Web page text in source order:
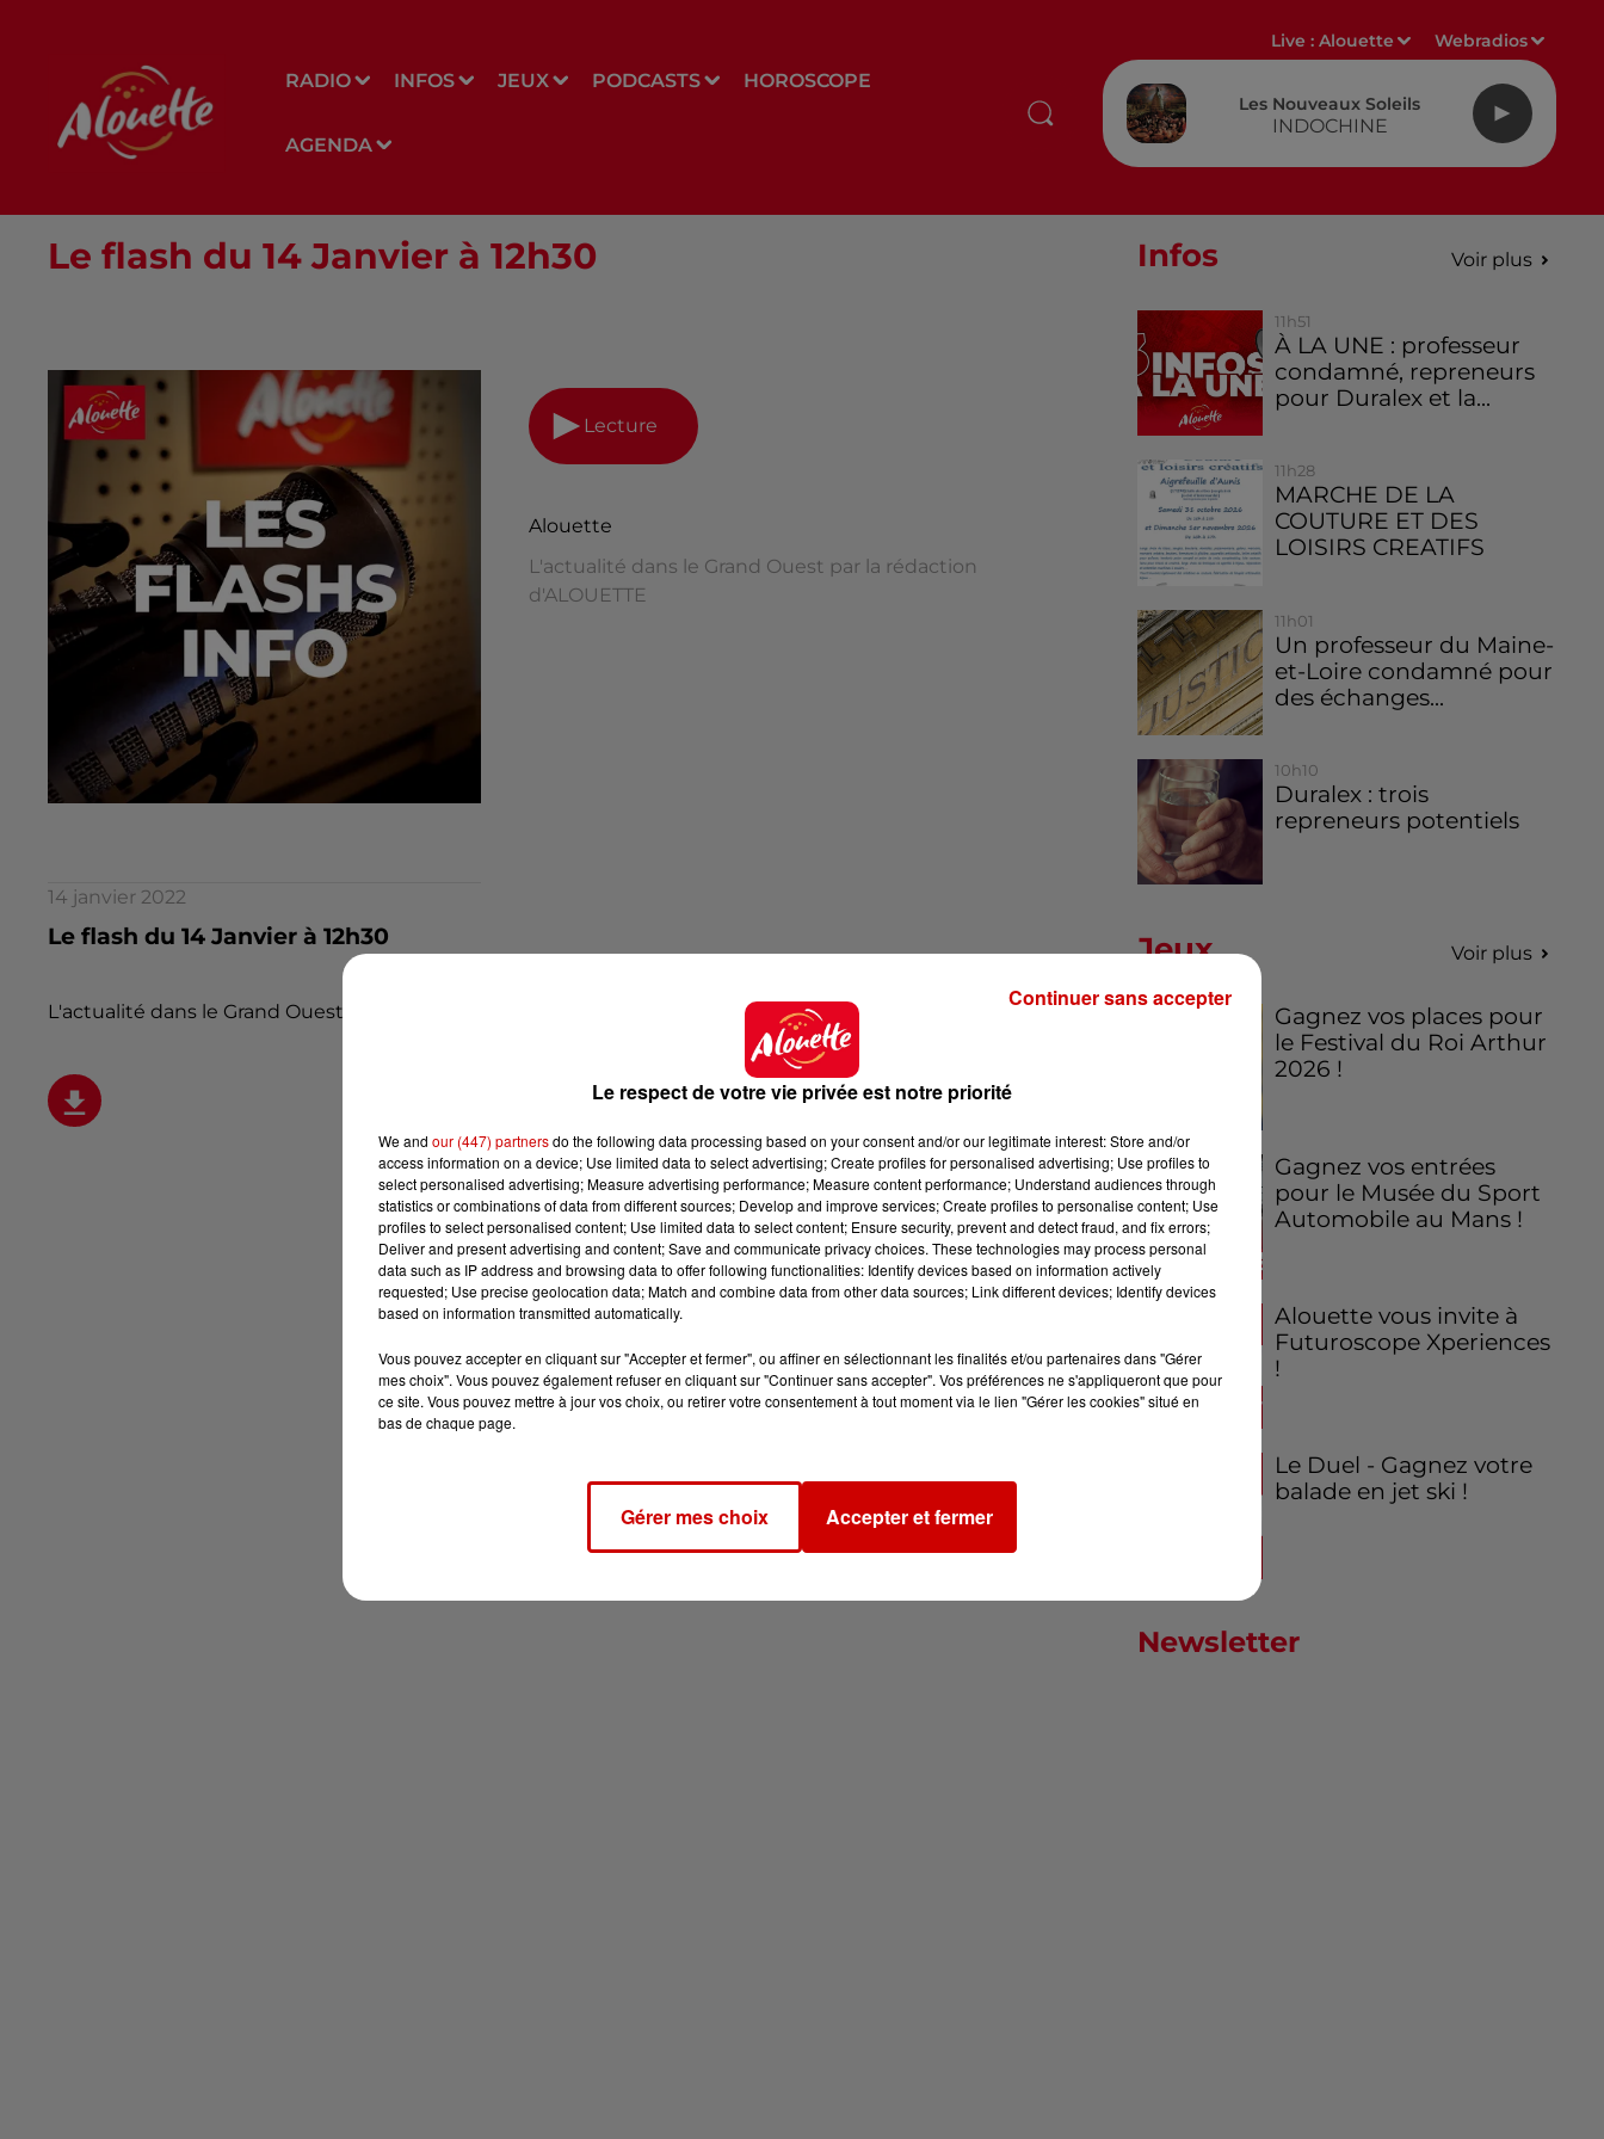
RADIO INFOS JEUX PODCASTS HOROSCOPE
AGENDA
Live :Alouette Webradios
Les Nouveaux Soleils
INDOCHINE
Le flash du 14 Janvier à 12h30
Lecture
Alouette
L'actualité dans le Grand Ouest par la rédaction
d'ALOUETTE
14 janvier 2022
Le flash du 14 Janvier à 12h30
L'actualité dans le Grand Ouest par la rédaction d'ALOUETTE
Infos Voir plus
11h51
À LA UNE : professeur
condamné, repreneurs
pour Duralex et la...
11h28
MARCHE DE LA
COUTURE ET DES
LOISIRS CREATIFS
11h01
Un professeur du Maine-
et-Loire condamné pour
des échanges...
10h10
Duralex : trois
repreneurs potentiels
Jeux Voir plus
Gagnez vos places pour
le Festival du Roi Arthur
2026 !
Gagnez vos entrées
pour le Musée du Sport
Automobile au Mans !
Alouette vous invite à
Futuroscope Xperiences
!
Le Duel - Gagnez votre
balade en jet ski !
Newsletter
Le respect de votre vie privée est notre priorité
We and our (447) partnersdo the following data processing based on your consent and/or our legitimate interest: Store and/or
access information on a device; Use limited data to select advertising; Create profiles for personalised advertising; Use profiles to
select personalised advertising; Measure advertising performance; Measure content performance; Understand audiences through
statistics or combinations of data from different sources; Develop and improve services; Create profiles to personalise content; Use
profiles to select personalised content; Use limited data to select content; Ensure security, prevent and detect fraud, and fix errors;
Deliver and present advertising and content; Save and communicate privacy choices. These technologies may process personal
data such as IP address and browsing data to offer following functionalities: Identify devices based on information actively
requested; Use precise geolocation data; Match and combine data from other data sources; Link different devices; Identify devices
based on information transmitted automatically.
Vous pouvez accepter en cliquant sur "Accepter et fermer", ou affiner en sélectionnant les finalités et/ou partenaires dans "Gérer
mes choix". Vous pouvez également refuser en cliquant sur "Continuer sans accepter". Vos préférences ne s'appliqueront que pour
ce site. Vous pouvez mettre à jour vos choix, ou retirer votre consentement à tout moment via le lien "Gérer les cookies" situé en
bas de chaque page.
Gérer mes choix Accepter et fermer
Continuer sans accepter